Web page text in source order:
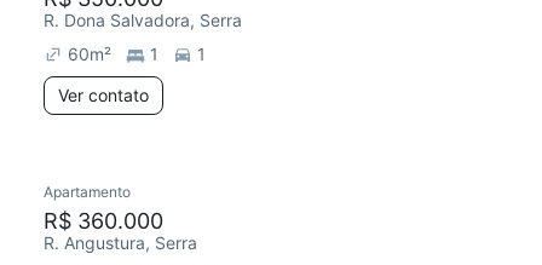
R. Dona Salvadora, Serra
60m² 1
1
Ver contato
Redecorar
Apartamento
R$ 360.000
R. Angustura, Serra